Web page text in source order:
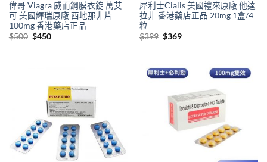
偉哥 Viagra 威而鋼膜衣錠 萬艾
可 美國輝瑞原廠 西地那非片
100mg 香港藥店正品
$500 Original
$450Current
犀利士Cialis 美國禮來原廠 他達
拉非 香港藥店正品 20mg 1盒/4
粒
$399 Original
$369Current